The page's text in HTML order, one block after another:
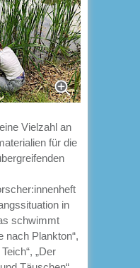
Vielzahl an
für die
in
schwimmt
nach Plankton“,
„Der